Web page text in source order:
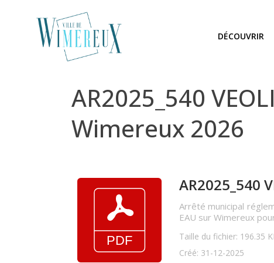
DÉCOUVRIR
AR2025_540
Wimereux 2026
AR2025_540
Arrêté municipal
EAU sur Wimereux
Taille du fichier: 196.35
Créé: 31-12-2025